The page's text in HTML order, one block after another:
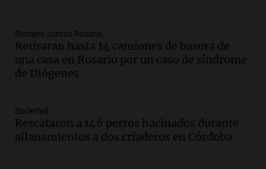
Audio.Recomendaciones de vino
bonarda para disfrutar el fin de semana
en Mendoza
Panorama Federal
Audio.
en la Sociedad Rural de Bulaya con
actividades para toda la familia
Siempre Juntos Rosario
Retiraran hasta 14 camiones de basura de
una casa en Rosario por un caso de síndrome
de Diógenes
Sociedad
Rescataron a 146 perros hacinados durante
allanamientos a dos criaderos en Córdoba